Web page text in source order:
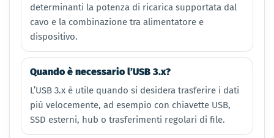
determinanti la potenza di ricarica supportata dal
cavo e la combinazione tra alimentatore e
dispositivo.
Quando è necessario l’USB 3.x?
L’USB 3.x è utile quando si desidera trasferire i dati
più velocemente, ad esempio con chiavette USB,
SSD esterni, hub o trasferimenti regolari di file.